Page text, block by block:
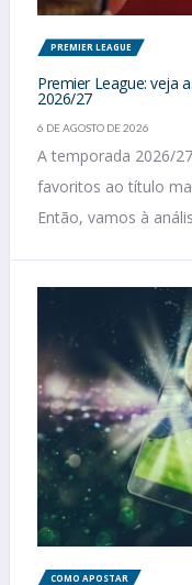
PREMIER LEAGUE
Premier League: veja
2026/27
6 DE AGOSTO DE 2026
A temporada 2026/
favoritos ao título
Então, vamos à
COMO APOSTAR